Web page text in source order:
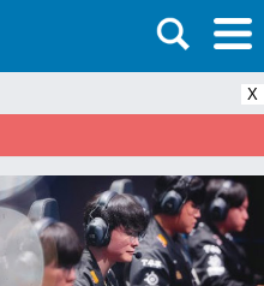
X